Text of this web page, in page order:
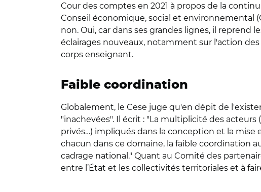
Cour des comptes en 2021 à propos de la
Conseil économique, social et environnemental
non. Oui, car dans ses grandes lignes, il reprend
éclairages nouveaux, notamment sur l'action
corps enseignant.
Faible coordination
Globalement, le Cese juge qu'en dépit de
"inachevées". Il écrit : "La multiplicité des
privés…) impliqués dans la conception et la
chacun dans ce domaine, la faible coordination
cadrage national." Quant au Comité des
entre l’État et les collectivités territoriales et à